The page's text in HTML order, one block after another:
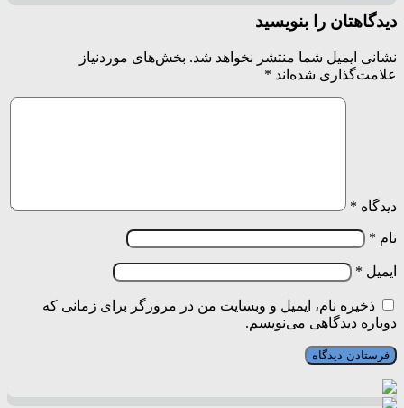
دیدگاهتان را بنویسید
نشانی ایمیل شما منتشر نخواهد شد. بخش‌های موردنیاز
علامت‌گذاری شده‌اند *
دیدگاه *
نام *
ایمیل *
ذخیره نام، ایمیل و وبسایت من در مرورگر برای زمانی که
دوباره دیدگاهی می‌نویسم.